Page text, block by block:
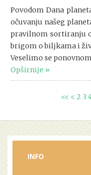
Povodom Dana
očuvanju našeg
pravilnom sortiranju
brigom o biljkama i
Veselimo se
Opširnije
<< < 2 3
INFO